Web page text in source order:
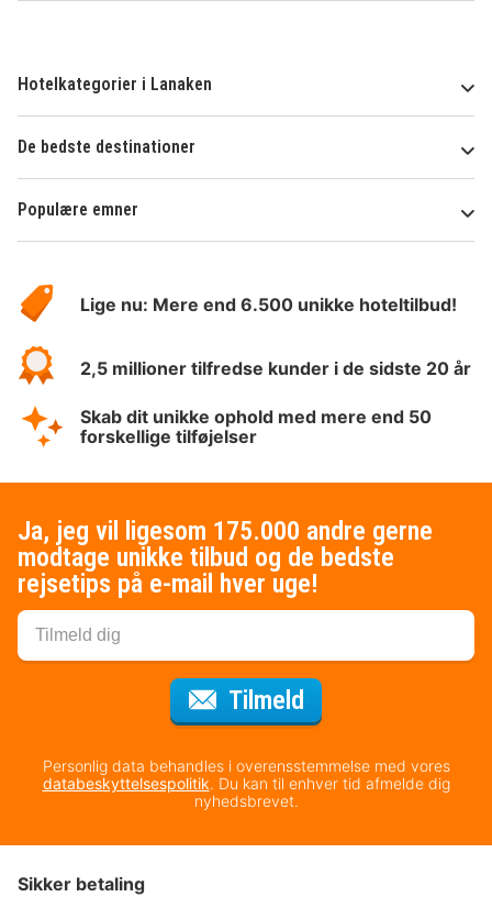
Hotelkategorier i Lanaken
De bedste destinationer
Populære emner
HotelSpecials
Lige nu: Mere end 6.500 unikke hoteltilbud!
2,5 millioner tilfredse kunder i de sidste 20 år
Skab dit unikke ophold med mere end 50
forskellige tilføjelser
Ja, jeg vil ligesom 175.000 andre gerne
modtage unikke tilbud og de bedste
rejsetips på e-mail hver uge!
Tilmeld
Personlig data behandles i overensstemmelse med vores
databeskyttelsespolitik. Du kan til enhver tid afmelde dig
nyhedsbrevet.
Sikker betaling